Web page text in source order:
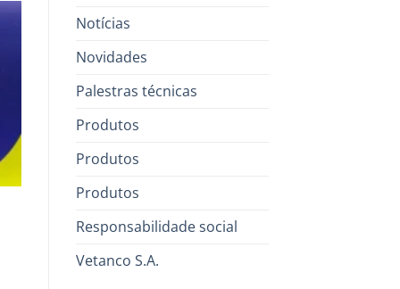
Notícias
Novidades
Palestras técnicas
Produtos
Produtos
Produtos
Responsabilidade social
Vetanco S.A.